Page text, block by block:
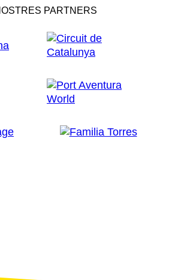
PARTNERS